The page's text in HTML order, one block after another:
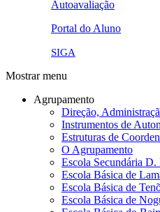
pna.png
eye-42848_640.png
Autoavaliação
link4.png
Portal do Aluno
SIGA
Mostrar menu
Agrupamento
Direção,
Instrumentos de
Estruturas de
O Agrupamento
Escola Secundária
Escola Básica de
Escola Básica de
Escola Básica de